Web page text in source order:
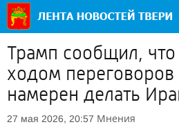
Трамп сообщил,
ходом
намерен делать
27 мая 2026, 20:57 Мнения